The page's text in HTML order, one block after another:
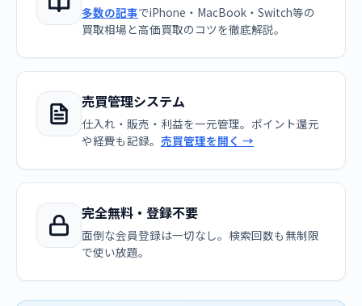
多数の記事でiPhone・MacBook・Switch等の
買取相場と高価買取のコツを徹底解説。
売買管理システム
仕入れ・販売・利益を一元管理。ポイント還元
や経費も記録。 売買管理を開く →
完全無料・登録不要
面倒な会員登録は一切なし。検索回数も無制限
で使い放題。